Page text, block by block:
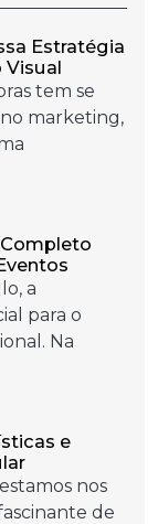
Estratégia
Visual
tem se
marketing,
a
para o
Na
e
nos
de